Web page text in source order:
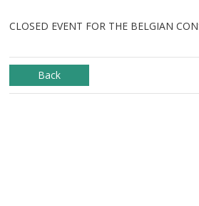
CLOSED EVENT FOR THE BELGIAN
Back